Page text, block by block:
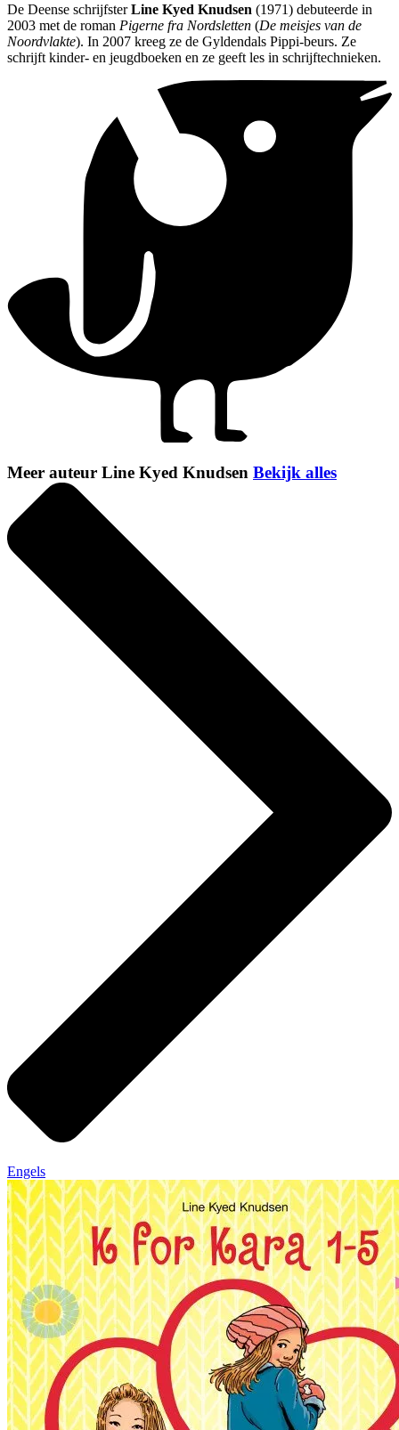
De Deense schrijfsterLine Kyed Knudsen (1971) debuteerde in
2003 met de roman Pigerne fra Nordsletten (De meisjes van de
Noordvlakte). In 2007 kreeg ze de Gyldendals Pippi-beurs. Ze
schrijft kinder- en jeugdboeken en ze geeft les in schrijftechnieken.
Meer auteur Line Kyed Knudsen Bekijk alles
Engels